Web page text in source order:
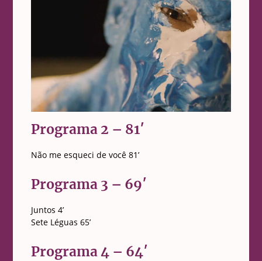
Programa 2 – 81′
Não me esqueci de você 81’
Programa 3 – 69′
Juntos 4’
Sete Léguas 65’
Programa 4 – 64′